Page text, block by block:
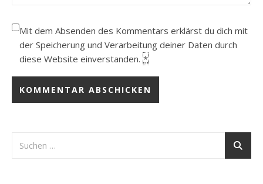
Mit dem Absenden des Kommentars erklärst du dich mit
der Speicherung und Verarbeitung deiner Daten durch
diese Website einverstanden. *